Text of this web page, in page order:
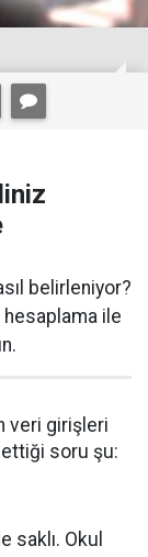
belirleniyor?
ile
veri girişleri
soru şu:
saklı. Okul